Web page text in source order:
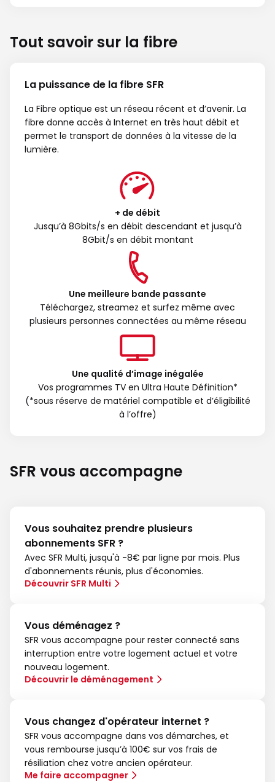
Tout savoir sur la fibre
La puissance de la fibre SFR
La Fibre optique est un réseau récent et d’avenir. La
fibre donne accès à Internet en très haut débit et
permet le transport de données à la vitesse de la
lumière.
+ de débit
Jusqu’à 8Gbits/s en débit descendant et jusqu’à
8Gbit/s en débit montant
Une meilleure bande passante
Téléchargez, streamez et surfez même avec
plusieurs personnes connectées au même réseau
Une qualité d’image inégalée
Vos programmes TV en Ultra Haute Définition*
(*sous réserve de matériel compatible et d’éligibilité
à l’offre)
SFR vous accompagne
Vous souhaitez prendre plusieurs
abonnements SFR ?
Avec SFR Multi, jusqu'à -8€ par ligne par mois. Plus
d'abonnements réunis, plus d'économies.
Découvrir SFR Multi
Vous déménagez ?
SFR vous accompagne pour rester connecté sans
interruption entre votre logement actuel et votre
nouveau logement.
Découvrir le déménagement
Vous changez d'opérateur internet ?
SFR vous accompagne dans vos démarches, et
vous rembourse jusqu’à 100€ sur vos frais de
résiliation chez votre ancien opérateur.
Me faire accompagner